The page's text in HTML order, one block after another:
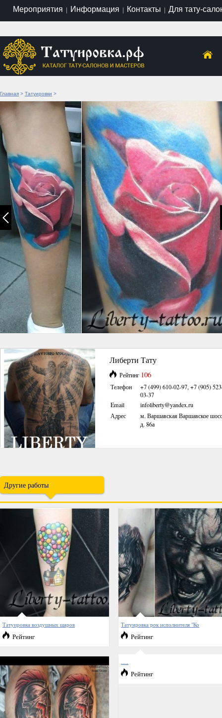
Мероприятия | Информация | Контакты | Для тату-
Главная > Татуировки >
Либерти Тату
Рейтинг 106
Телефон
+7 (499) 610-02-97, +7 (905)
03-37
Email
infoliberty@yandex.ru
Адрес
м. Варшавская Варшавское
д. 86а
Другие работы
Татуировка воздушных шаров
Рейтинг
Татуировка рок исполнителя "Ко
Рейтинг
Рейтинг